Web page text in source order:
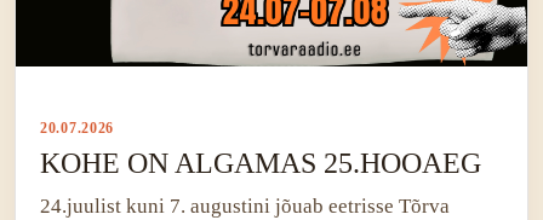
20.07.2026
KOHE ON ALGAMAS 25.HOOAEG
24.juulist kuni 7. augustini jõuab eetrisse Tõrva